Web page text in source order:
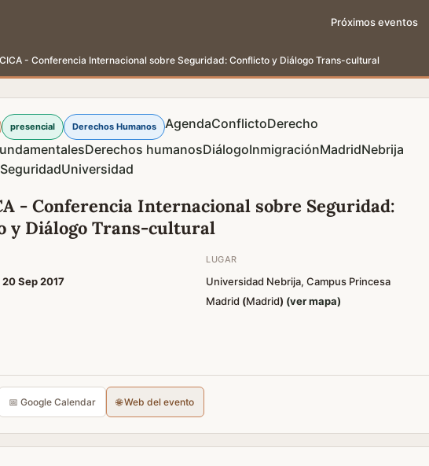
Próximos eventos
- Conferencia Internacional sobre Seguridad: Conflicto y Diálogo Trans-cultural
presencial Derechos Humanos AgendaConflictoDerecho
Derechos humanosDiálogoInmigraciónMadridNebrija
SeguridadUniversidad
- Conferencia Internacional sobre Seguridad:
y Diálogo Trans-cultural
20 Sep 2017
LUGAR
Universidad Nebrija, Campus Princesa
Madrid (Madrid) (ver mapa)
📅 Google Calendar 🌐 Web del evento